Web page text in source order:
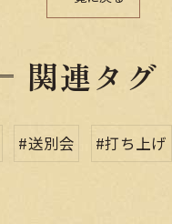
関連タグ
#送別会 #打ち上げ